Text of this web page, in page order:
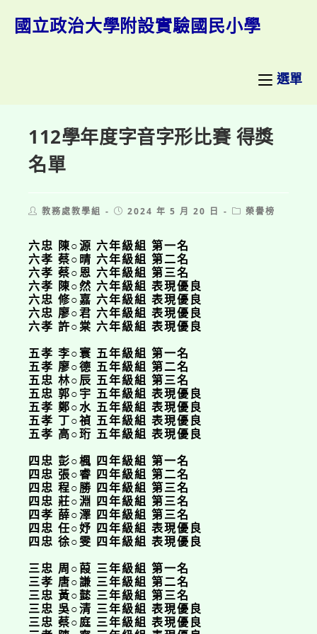
國立政治大學附設實驗國民小學
選單
112學年度字音字形比賽 得獎
名單
Post教務處教學組
Post2024 年 5 月 20 日
Post榮譽榜
六忠 陳○源 六年級組 第一名
六孝 蔡○晴 六年級組 第二名
六孝 蔡○恩 六年級組 第三名
六孝 陳○然 六年級組 表現優良
六忠 修○嘉 六年級組 表現優良
六忠 廖○君 六年級組 表現優良
六孝 許○棠 六年級組 表現優良
五孝 李○寰 五年級組 第一名
五孝 廖○德 五年級組 第二名
五忠 林○辰 五年級組 第三名
五忠 郭○宇 五年級組 表現優良
五孝 鄭○水 五年級組 表現優良
五孝 丁○禎 五年級組 表現優良
五孝 高○珩 五年級組 表現優良
四忠 彭○楓 四年級組 第一名
四忠 張○睿 四年級組 第二名
四忠 程○勝 四年級組 第三名
四忠 莊○淵 四年級組 第三名
四孝 薛○澤 四年級組 第三名
四忠 任○妤 四年級組 表現優良
四忠 徐○雯 四年級組 表現優良
三忠 周○葭 三年級組 第一名
三孝 唐○謙 三年級組 第二名
三忠 黃○懿 三年級組 第三名
三忠 吳○清 三年級組 表現優良
三忠 蔡○庭 三年級組 表現優良